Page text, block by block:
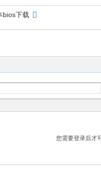
bios下载
您需要登录后才